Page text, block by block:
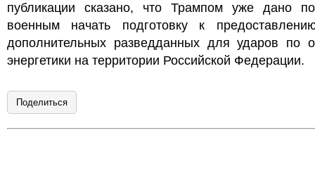
публикации сказано, что Трампом уже дано
военным начать подготовку к
дополнительных разведданных для ударов по
энергетики на территории Российской Федерации.
Поделиться